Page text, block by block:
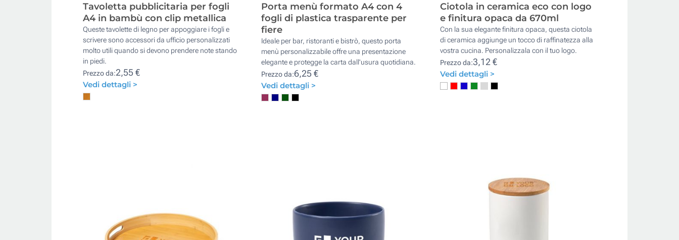
Tavoletta pubblicitaria per fogli
A4 in bambù con clip metallica
Queste tavolette di legno per appoggiare i fogli e
scrivere sono accessori da ufficio personalizzati
molto utili quando si devono prendere note stando
in piedi.
Prezzo da:2,55 €
Vedi dettagli >
Porta menù formato A4 con 4
fogli di plastica trasparente per
fiere
Ideale per bar, ristoranti e bistrò, questo porta
menù personalizzabile offre una presentazione
elegante e protegge la carta dall'usura quotidiana.
Prezzo da:6,25 €
Vedi dettagli >
Ciotola in ceramica eco con logo
e finitura opaca da 670ml
Con la sua elegante finitura opaca, questa ciotola
di ceramica aggiunge un tocco di raffinatezza alla
vostra cucina. Personalizzala con il tuo logo.
Prezzo da:3,12 €
Vedi dettagli >